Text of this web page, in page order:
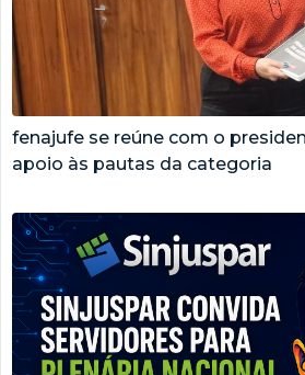
fenajufe se reúne com o
apoio às pautas da categoria